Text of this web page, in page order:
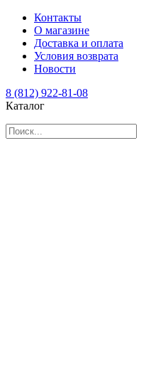
Контакты
О магазине
Доставка и оплата
Условия возврата
Новости
8 (812) 922-81-08
Каталог